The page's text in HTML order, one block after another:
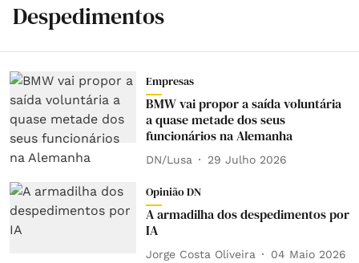
Despedimentos
Empresas
BMW vai propor a saída voluntária
a quase metade dos seus
funcionários na Alemanha
DN/Lusa 29 Julho 2026
Opinião DN
A armadilha dos despedimentos por
IA
Jorge Costa Oliveira 04 Maio 2026